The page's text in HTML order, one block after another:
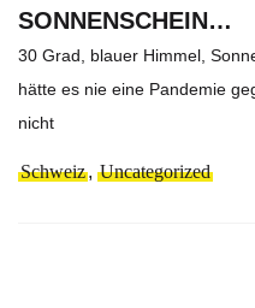
SONNENSCHEIN…
30 Grad, blauer Himmel,
hätte es nie eine Pandemie
nicht
Schweiz, Uncategorized